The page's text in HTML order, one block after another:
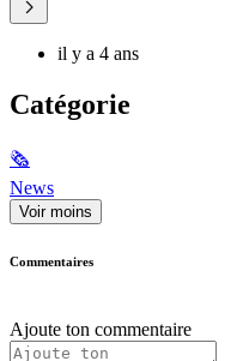
il y a 4 ans
Catégorie
🗞
News
Voir moins
Commentaires
Ajoute ton commentaire